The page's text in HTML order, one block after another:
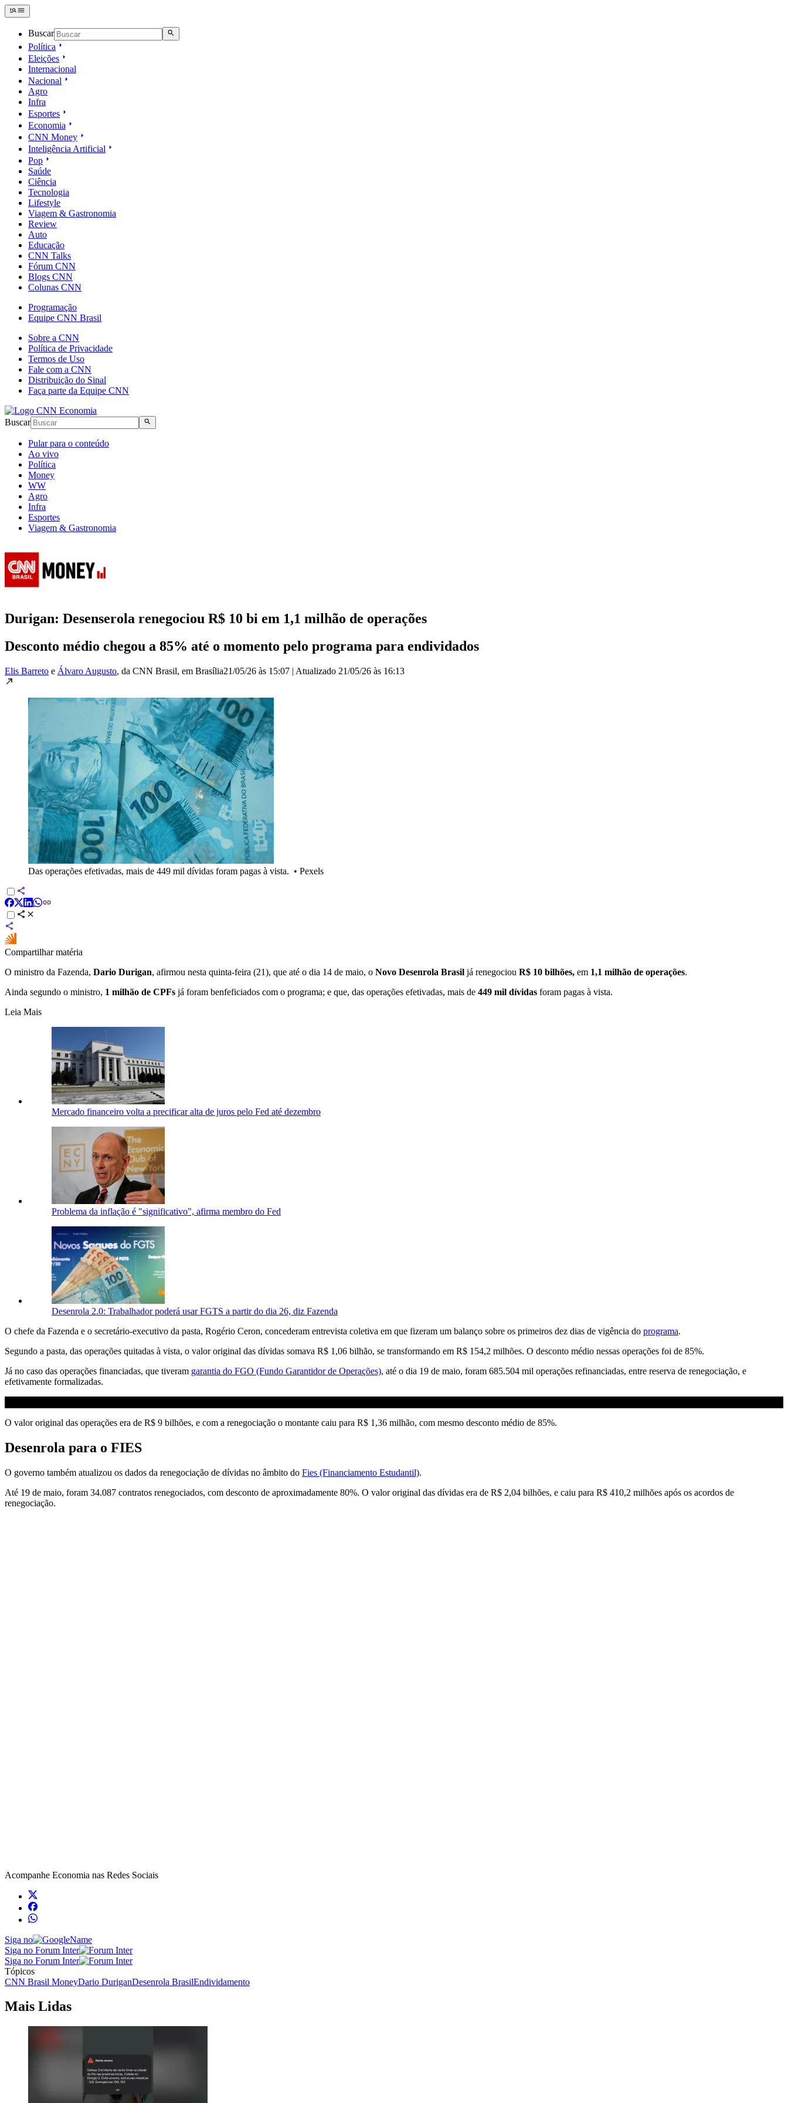
Buscar
Política
Eleições
Internacional
Nacional
Agro
Infra
Esportes
Economia
CNN Money
Inteligência Artificial
Pop
Saúde
Ciência
Tecnologia
Lifestyle
Viagem & Gastronomia
Review
Auto
Educação
CNN Talks
Fórum CNN
Blogs CNN
Colunas CNN
Programação
Equipe CNN Brasil
Sobre a CNN
Política de Privacidade
Termos de Uso
Fale com a CNN
Distribuição do Sinal
Faça parte da Equipe CNN
Buscar
Pular para o conteúdo
Ao vivo
Política
Money
WW
Agro
Infra
Esportes
Viagem & Gastronomia
Durigan: Desenserola renegociou R$ 10 bi em 1,1 milhão de operações
Desconto médio chegou a 85% até o momento pelo programa para endividados
Elis Barreto e Álvaro Augusto, da CNN Brasil, em Brasília21/05/26 às 15:07 | Atualizado 21/05/26 às 16:13
Das operações efetivadas, mais de 449 mil dívidas foram pagas à vista. • Pexels
Compartilhar matéria
O ministro da Fazenda, Dario Durigan, afirmou nesta quinta-feira (21), que até o dia 14 de maio, o Novo Desenrola Brasil já renegociou R$ 10 bilhões, em 1,1 milhão de operações.
Ainda segundo o ministro, 1 milhão de CPFs já foram benfeficiados com o programa; e que, das operações efetivadas, mais de 449 mil dívidas foram pagas à vista.
Leia Mais
Mercado financeiro volta a precificar alta de juros pelo Fed até dezembro
Problema da inflação é "significativo", afirma membro do Fed
Desenrola 2.0: Trabalhador poderá usar FGTS a partir do dia 26, diz Fazenda
O chefe da Fazenda e o secretário-executivo da pasta, Rogério Ceron, concederam entrevista coletiva em que fizeram um balanço sobre os primeiros dez dias de vigência do programa.
Segundo a pasta, das operações quitadas à vista, o valor original das dívidas somava R$ 1,06 bilhão, se transformando em R$ 154,2 milhões. O desconto médio nessas operações foi de 85%.
Já no caso das operações financiadas, que tiveram garantia do FGO (Fundo Garantidor de Operações), até o dia 19 de maio, foram 685.504 mil operações refinanciadas, entre reserva de renegociação, e
efetivamente formalizadas.
O valor original das operações era de R$ 9 bilhões, e com a renegociação o montante caiu para R$ 1,36 milhão, com mesmo desconto médio de 85%.
Desenrola para o FIES
O governo também atualizou os dados da renegociação de dívidas no âmbito do Fies (Financiamento Estudantil).
Até 19 de maio, foram 34.087 contratos renegociados, com desconto de aproximadamente 80%. O valor original das dívidas era de R$ 2,04 bilhões, e caiu para R$ 410,2 milhões após os acordos de
renegociação.
Acompanhe Economia nas Redes Sociais
Siga no
Siga no Forum Inter
Siga no Forum Inter
Tópicos
CNN Brasil MoneyDario DuriganDesenrola BrasilEndividamento
Mais Lidas